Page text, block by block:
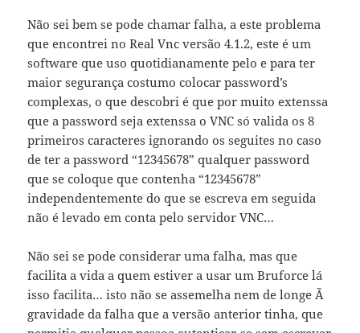
Não sei bem se pode chamar falha, a este problema
que encontrei no Real Vnc versão 4.1.2, este é um
software que uso quotidianamente pelo e para ter
maior segurança costumo colocar password’s
complexas, o que descobri é que por muito extenssa
que a password seja extenssa o VNC só valida os 8
primeiros caracteres ignorando os seguites no caso
de ter a password “12345678” qualquer password
que se coloque que contenha “12345678”
independentemente do que se escreva em seguida
não é levado em conta pelo servidor VNC…
Não sei se pode considerar uma falha, mas que
facilita a vida a quem estiver a usar um Bruforce lá
isso facilita… isto não se assemelha nem de longe Ã
gravidade da falha que a versão anterior tinha, que